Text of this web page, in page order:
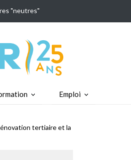
"neutres"
Emploi
tertiaire et la